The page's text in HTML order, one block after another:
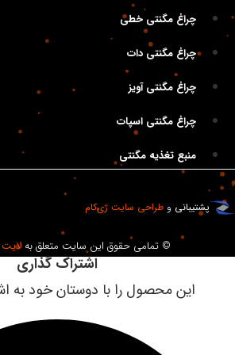
چراغ مگنتی خطی
چراغ مگنتی دات
چراغ مگنتی آویز
چراغ مگنتی اسپات
منبع تغذیه مگنتی
.
پشتیبانی و طراحی سایت ژی‌کام
© تمامی حقوق این سایت متعلق به لایت
اشتراک گذاری
این محصول را با دوستان خود به